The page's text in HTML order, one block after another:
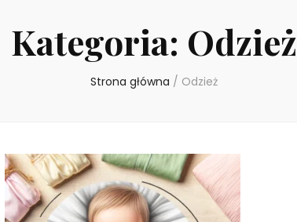
Kategoria: Odzież
Strona główna / Odzież